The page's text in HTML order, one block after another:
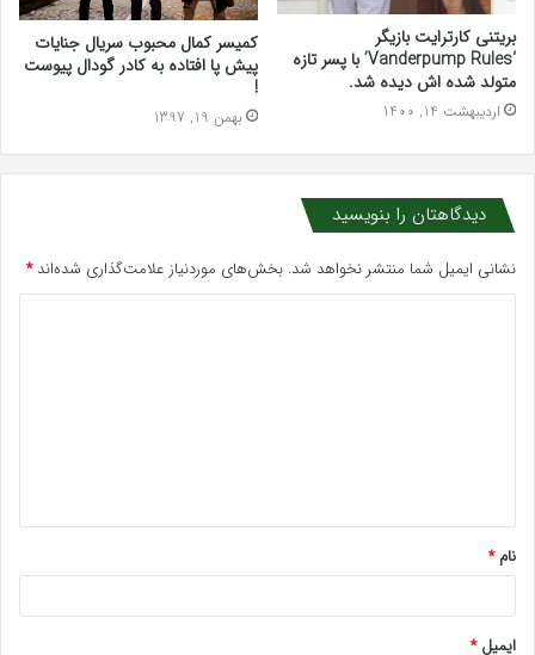
بریتنی کارترایت بازیگر
‘Vanderpump Rules’ با پسر تازه
متولد شده اش دیده شد.
اردیبهشت 14, 1400
کمیسر کمال محبوب سریال جنایات
پیش پا افتاده به کادر گودال پیوست
!
بهمن 19, 1397
دیدگاهتان را بنویسید
نشانی ایمیل شما منتشر نخواهد شد. بخش‌های موردنیاز علامت‌گذاری شده‌اند*
*
نام*
ایمیل*